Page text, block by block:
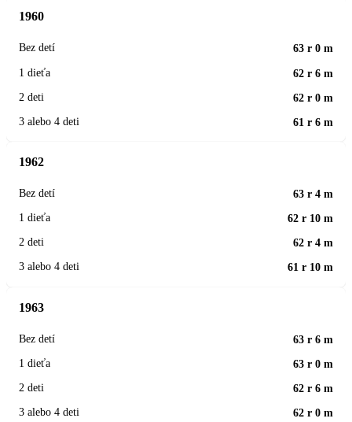
1960
63 r 0 m
62 r 6 m
62 r 0 m
61 r 6 m
1962
63 r 4 m
62 r 10 m
62 r 4 m
61 r 10 m
1963
63 r 6 m
63 r 0 m
62 r 6 m
62 r 0 m